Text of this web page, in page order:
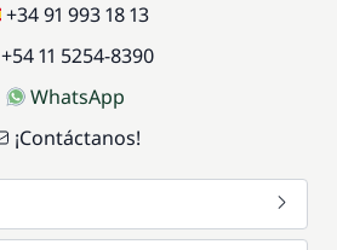
+34 91 993 18 13
+54 11 5254-8390
WhatsApp
¡Contáctanos!